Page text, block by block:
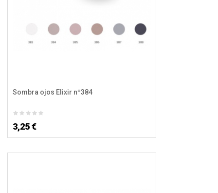
Sombra ojos Elixir nº384
3,25 €